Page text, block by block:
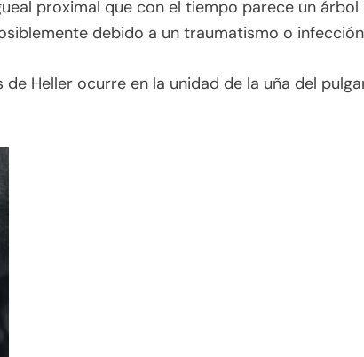
proximal que con el tiempo parece un
debido a un traumatismo o
Heller ocurre en la unidad de la uña del